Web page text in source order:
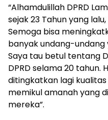
“Alhamdulillah DPRD
sejak 23 Tahun yang
Semoga bisa
banyak undang-undang
Saya tau betul tentang
DPRD selama 20 tahun.
ditingkatkan lagi
memikul amanah yang
mereka”.